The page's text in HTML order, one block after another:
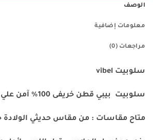
الوصف
معلومات إضافية
مراجعات (0)
سلوبيت vibel
سلوبيت بيبي قطن خريفى 100% آمن علي بشرة طفلك
متاح مقاسات : من مقاس حديثي الولادة حتي